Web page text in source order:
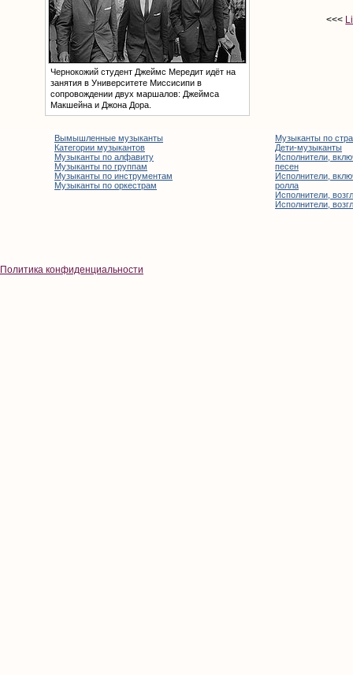
Чернокожий студент Джеймс Мередит идёт на
занятия в Университете Миссисипи в
сопровождении двух маршалов: Джеймса
Макшейна и Джона Дора.
<<<
Вымышленные музыканты
Категории музыкантов
Музыканты по алфавиту
Музыканты по группам
Музыканты по инструментам
Музыканты по оркестрам
Музыканты по
Дети-музыканты
Исполнители,
песен
Исполнители,
ролла
Исполнители,
Исполнители,
Политика конфиденциальности